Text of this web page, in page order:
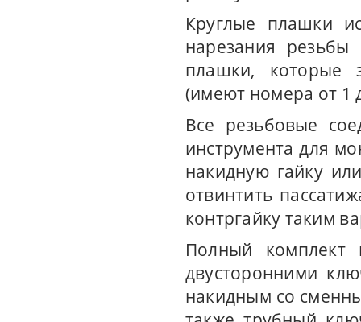
Круглые плашки
нарезания
плашки, которые
(имеют номера от 1
Все резьбовые
инструмента для
накидную гайку
отвинтить
контргайку таким
Полный комплект
двусторонними
накидным со